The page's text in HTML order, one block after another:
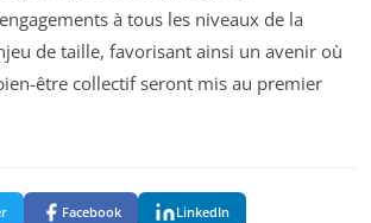
à tous les niveaux de la
de taille, favorisant ainsi un avenir où
être collectif seront mis au premier
Facebook LinkedIn